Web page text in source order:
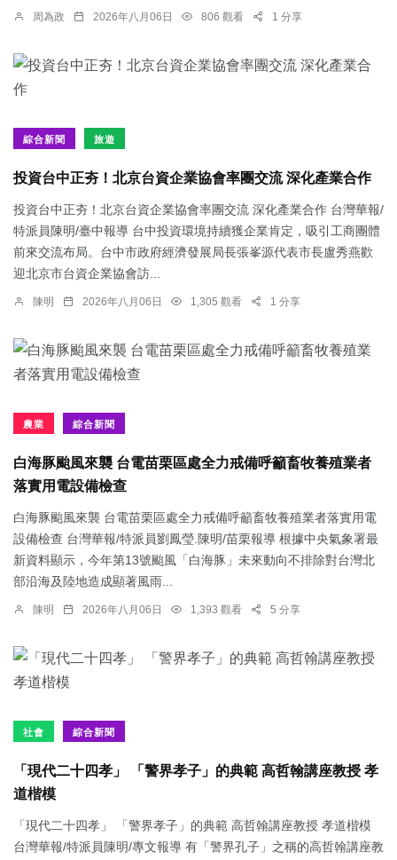
周為政 2026年八月06日 806 觀看 1 分享
綜合新聞 旅遊
投資台中正夯！北京台資企業協會率團交流 深化產業合作
投資台中正夯！北京台資企業協會率團交流 深化產業合作 台灣華報/
特派員陳明/臺中報導 台中投資環境持續獲企業肯定，吸引工商團體
前來交流布局。台中市政府經濟發展局長張峯源代表市長盧秀燕歡
迎北京市台資企業協會訪...
陳明 2026年八月06日 1,305 觀看 1 分享
農業 綜合新聞
白海豚颱風來襲 台電苗栗區處全力戒備呼籲畜牧養殖業者
落實用電設備檢查
白海豚颱風來襲 台電苗栗區處全力戒備呼籲畜牧養殖業者落實用電
設備檢查 台灣華報/特派員劉鳳瑩.陳明/苗栗報導 根據中央氣象署最
新資料顯示，今年第13號颱風「白海豚」未來動向不排除對台灣北
部沿海及陸地造成顯著風雨...
陳明 2026年八月06日 1,393 觀看 5 分享
社會 綜合新聞
「現代二十四孝」 「警界孝子」的典範 高哲翰講座教授 孝
道楷模
「現代二十四孝」 「警界孝子」的典範 高哲翰講座教授 孝道楷模
台灣華報/特派員陳明/專文報導 有「警界孔子」之稱的高哲翰講座教